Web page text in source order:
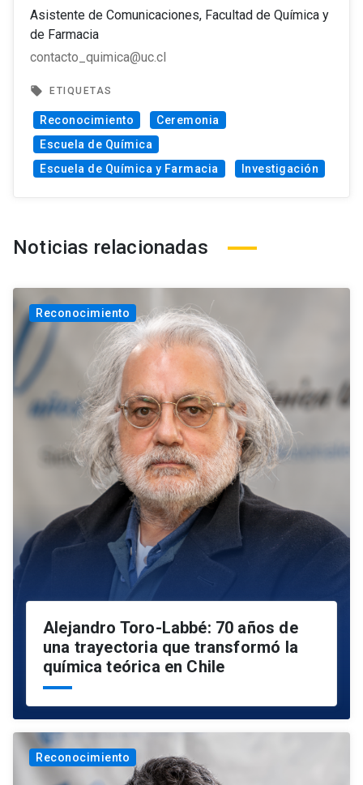
Asistente de Comunicaciones, Facultad de Química y
de Farmacia
contacto_quimica@uc.cl
local_offer ETIQUETAS
Reconocimiento
Ceremonia
Escuela de Química
Escuela de Química y Farmacia
Investigación
Noticias relacionadas
Reconocimiento
Alejandro Toro-Labbé: 70 años de
una trayectoria que transformó la
química teórica en Chile
Reconocimiento